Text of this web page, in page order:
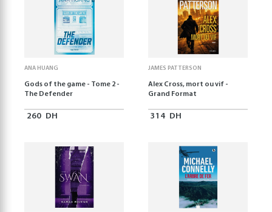
ANA HUANG
Gods of the game - Tome 2 -
The Defender
260 DH
JAMES PATTERSON
Alex Cross, mort ou vif -
Grand Format
314 DH